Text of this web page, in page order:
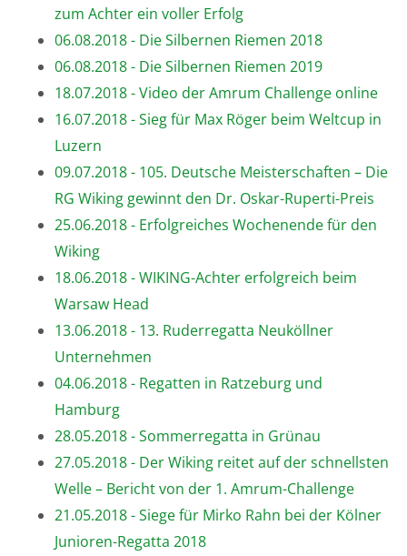
zum Achter ein voller Erfolg
06.08.2018 - Die Silbernen Riemen 2018
06.08.2018 - Die Silbernen Riemen 2019
18.07.2018 - Video der Amrum Challenge online
16.07.2018 - Sieg für Max Röger beim Weltcup in
Luzern
09.07.2018 - 105. Deutsche Meisterschaften – Die
RG Wiking gewinnt den Dr. Oskar-Ruperti-Preis
25.06.2018 - Erfolgreiches Wochenende für den
Wiking
18.06.2018 - WIKING-Achter erfolgreich beim
Warsaw Head
13.06.2018 - 13. Ruderregatta Neuköllner
Unternehmen
04.06.2018 - Regatten in Ratzeburg und
Hamburg
28.05.2018 - Sommerregatta in Grünau
27.05.2018 - Der Wiking reitet auf der schnellsten
Welle – Bericht von der 1. Amrum-Challenge
21.05.2018 - Siege für Mirko Rahn bei der Kölner
Junioren-Regatta 2018